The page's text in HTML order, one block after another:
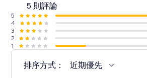
5 則評論
5
4
3
2
1
排序方式： 近期優先